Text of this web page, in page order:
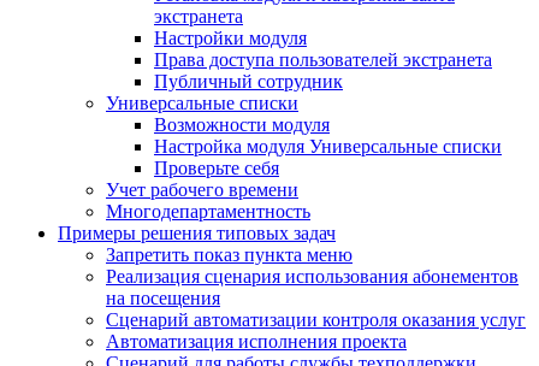
экстранета
Настройки модуля
Права доступа пользователей экстранета
Публичный сотрудник
Универсальные списки
Возможности модуля
Настройка модуля Универсальные списки
Проверьте себя
Учет рабочего времени
Многодепартаментность
Примеры решения типовых задач
Запретить показ пункта меню
Реализация сценария использования абонементов
на посещения
Сценарий автоматизации контроля оказания услуг
Автоматизация исполнения проекта